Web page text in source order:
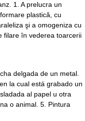
1. A prelucra un
plastică, cu
şi a omogeniza cu
filare în vederea toarcerii
delgada de un metal.
la cual está grabado un
al papel u otra
o animal. 5. Pintura